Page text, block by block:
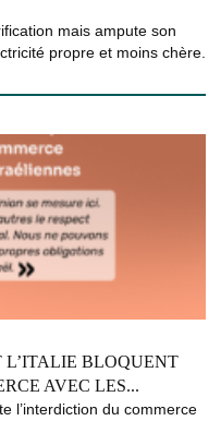
mais ampute son
propre et moins chère.
L’ITALIE BLOQUENT
AVEC LES...
l’interdiction du commerce